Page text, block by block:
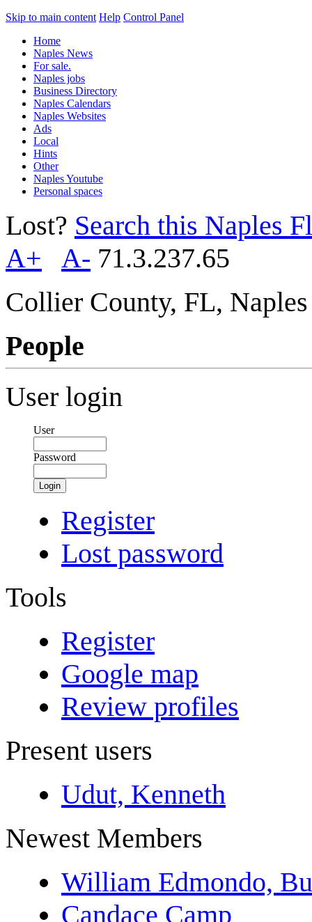
Skip to main content Help Control Panel
Home
Naples News
For sale.
Naples jobs
Business Directory
Naples Calendars
Naples Websites
Ads
Local
Hints
Other
Naples Youtube
Personal spaces
Lost? Search this Naples
A+
A- 71.3.237.65
Collier County, FL,
People
User login
User
Password
Login
Register
Lost password
Tools
Register
Google map
Review profiles
Present users
Udut, Kenneth
Newest Members
William Edmondo,
Candace Camp